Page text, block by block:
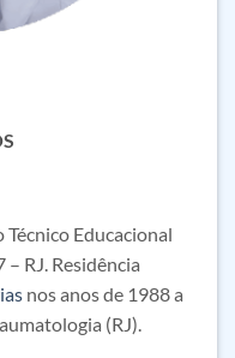
Educacional
RJ. Residência
nos anos de 1988 a
(RJ).